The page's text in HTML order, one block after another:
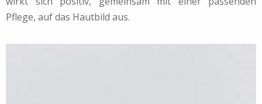
Pflege, auf das Hautbild aus.